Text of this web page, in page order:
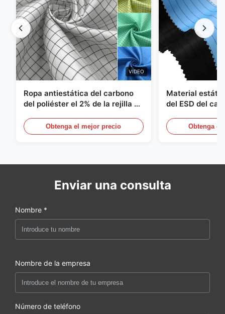
VIDEO
Ropa antiestática del carbono
del poliéster el 2% de la rejilla el
1/2
Obtenga el mejor precio
Material
del ESD del
Obtenga el
Enviar una consulta
Nombre *
Nombre de la empresa
Número de teléfono